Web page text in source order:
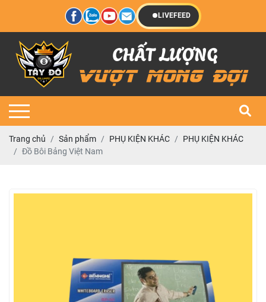
LIVEFEED
Trang chủ Sản phẩm PHỤ KIỆN KHÁC
PHỤ KIỆN KHÁC
Đồ Bôi Bảng Việt Nam